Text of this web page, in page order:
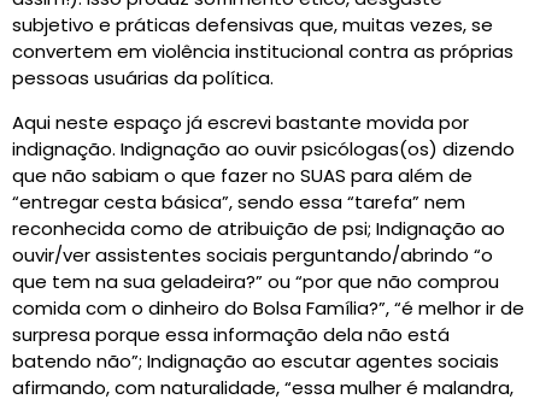
subjetivo e práticas defensivas que, muitas vezes, se
convertem em violência institucional contra as próprias
pessoas usuárias da política.
Aqui neste espaço já escrevi bastante movida por
indignação. Indignação ao ouvir psicólogas(os) dizendo
que não sabiam o que fazer no SUAS para além de
“entregar cesta básica”, sendo essa “tarefa” nem
reconhecida como de atribuição de psi; Indignação ao
ouvir/ver assistentes sociais perguntando/abrindo “o
que tem na sua geladeira?” ou “por que não comprou
comida com o dinheiro do Bolsa Família?”, “é melhor ir de
surpresa porque essa informação dela não está
batendo não”; Indignação ao escutar agentes sociais
afirmando, com naturalidade, “essa mulher é malandra,